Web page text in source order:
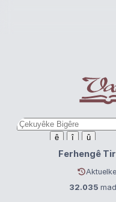
ê î û
Türkçe
Ferhengê
32.035